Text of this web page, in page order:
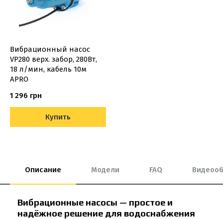
Вибрационный насос
VP280 верх. забор, 280Вт,
18 л/мин, кабель 10м
APRO
1 296 грн
Купить
Описание Модели FAQ
Вибрационные насосы — простое и
надёжное решение для водоснабжения